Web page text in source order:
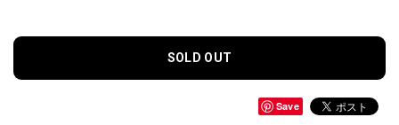
SOLD OUT
Save